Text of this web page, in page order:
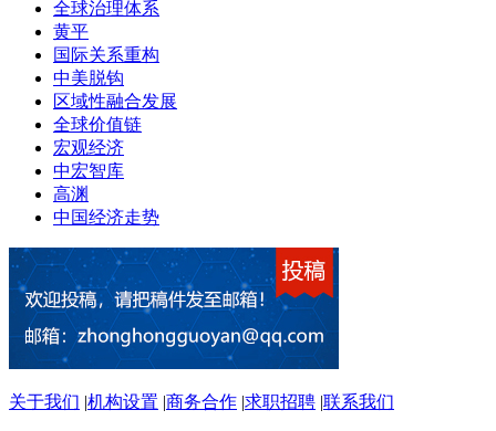
全球治理体系
黄平
国际关系重构
中美脱钩
区域性融合发展
全球价值链
宏观经济
中宏智库
高渊
中国经济走势
关于我们 |机构设置 |商务合作 |求职招聘 |联系我们